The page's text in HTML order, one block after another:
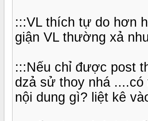
:::VL thích tự do hơn
giận VL thường xả
:::Nếu chỉ được post
dzả sử thoy nhá
nội dung gì? liệt kê